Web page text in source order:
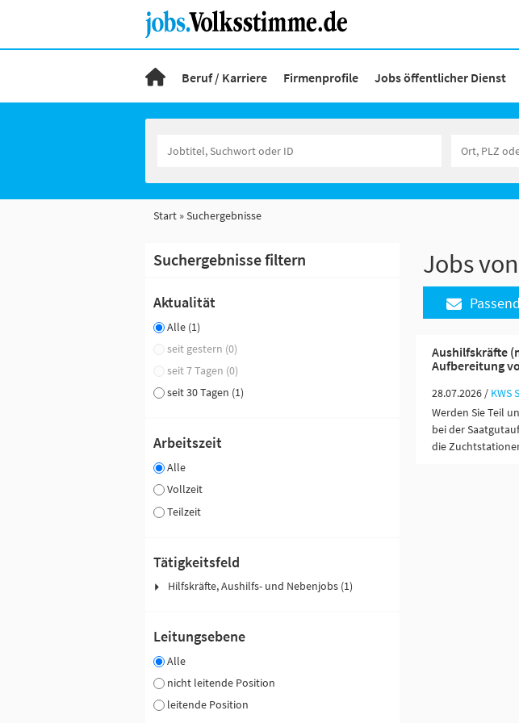
Beruf / Karriere Firmenprofile Jobs öffentlicher Dienst
Start Suchergebnisse
Suchergebnisse filtern
Aktualität
Alle (1)
seit gestern (0)
seit 7 Tagen (0)
seit 30 Tagen (1)
Arbeitszeit
Alle
Vollzeit
Teilzeit
Tätigkeitsfeld
Hilfskräfte, Aushilfs- und Nebenjobs (1)
Leitungsebene
Alle
nicht leitende Position
leitende Position
Jobs von
Aushilfskräfte
Aufbereitung
28.07.2026 / KWS
Werden Sie Teil
bei der
die